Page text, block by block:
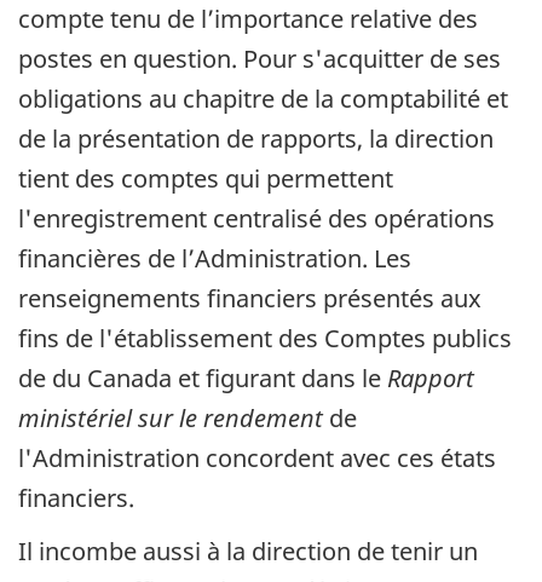
compte tenu de l’importance relative des
postes en question. Pour s'acquitter de ses
obligations au chapitre de la comptabilité et
de la présentation de rapports, la direction
tient des comptes qui permettent
l'enregistrement centralisé des opérations
financières de l’Administration. Les
renseignements financiers présentés aux
fins de l'établissement des Comptes publics
de du Canada et figurant dans le Rapport
ministériel sur le rendementde
l'Administration concordent avec ces états
financiers.
Il incombe aussi à la direction de tenir un